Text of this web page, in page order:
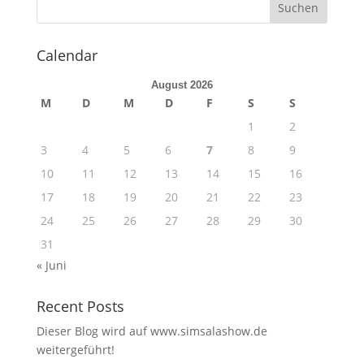
Calendar
August 2026
M D M D F S
S
1
2
3
4 5 6 7 8
9
10
11 12 13 14 15
16
17
18 19 20 21 22
23
24
25 26 27 28 29
30
31
« Juni
Recent Posts
Dieser Blog wird auf www.simsalashow.de
weitergeführt!